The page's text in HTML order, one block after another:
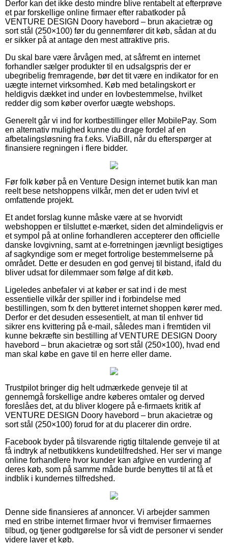
Derfor kan det ikke desto mindre blive rentabelt at efterprøve
et par forskellige online firmaer efter rabatkoder på
VENTURE DESIGN Doory havebord – brun akacietræ og
sort stål (250×100) før du gennemfører dit køb, sådan at du
er sikker på at antage den mest attraktive pris.
Du skal bare være årvågen med, at såfremt en internet
forhandler sælger produkter til en udsalgspris der er
ubegribelig fremragende, bør det tit være en indikator for en
uægte internet virksomhed. Køb med betalingskort er
heldigvis dækket ind under en lovbestemmelse, hvilket
redder dig som køber overfor uægte webshops.
Generelt går vi ind for kortbestillinger eller MobilePay. Som
en alternativ mulighed kunne du drage fordel af en
afbetalingsløsning fra f.eks. ViaBill, når du efterspørger at
finansiere regningen i flere bidder.
Før folk køber på en Venture Design internet butik kan man
reelt bese netshoppens vilkår, men det er uden tvivl et
omfattende projekt.
Et andet forslag kunne måske være at se hvorvidt
webshoppen er tilsluttet e-mærket, siden det almindeligvis er
et sympol på at online forhandleren accepterer den officielle
danske lovgivning, samt at e-forretningen jævnligt besigtiges
af sagkyndige som er meget fortrolige bestemmelserne på
området. Dette er desuden en god genvej til bistand, ifald du
bliver udsat for dilemmaer som følge af dit køb.
Ligeledes anbefaler vi at køber er sat ind i de mest
essentielle vilkår der spiller ind i forbindelse med
bestillingen, som fx den bytteret internet shoppen kører med.
Derfor er det desuden essesentielt, at man til enhver tid
sikrer ens kvittering på e-mail, således man i fremtiden vil
kunne bekræfte sin bestilling af VENTURE DESIGN Doory
havebord – brun akacietræ og sort stål (250×100), hvad end
man skal købe en gave til en herre eller dame.
Trustpilot bringer dig helt udmærkede genveje til at
gennemgå forskellige andre køberes omtaler og derved
foreslåes det, at du bliver klogere på e-firmaets kritik af
VENTURE DESIGN Doory havebord – brun akacietræ og
sort stål (250×100) forud for at du placerer din ordre.
Facebook byder på tilsvarende rigtig tiltalende genveje til at
få indtryk af netbutikkens kundetilfredshed. Her ser vi mange
online forhandlere hvor kunder kan afgive en vurdering af
deres køb, som på samme måde burde benyttes til at få et
indblik i kundernes tilfredshed.
Denne side finansieres af annoncer. Vi arbejder sammen
med en stribe internet firmaer hvor vi fremviser firmaernes
tilbud, og tjener godtgørelse for så vidt de personer vi sender
videre laver et køb.